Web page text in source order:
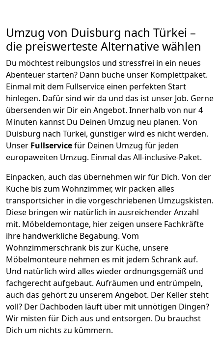
Umzug von Duisburg nach Türkei –
die preiswerteste Alternative wählen
Du möchtest reibungslos und stressfrei in ein neues
Abenteuer starten? Dann buche unser Komplettpaket.
Einmal mit dem Fullservice einen perfekten Start
hinlegen. Dafür sind wir da und das ist unser Job. Gerne
übersenden wir Dir ein Angebot. Innerhalb von nur4
Minuten kannst Du Deinen Umzug neu planen. Von
Duisburg nach Türkei, günstiger wird es nicht werden.
Unser Fullservicefür Deinen Umzug für jeden
europaweiten Umzug. Einmal das All-inclusive-Paket.
Einpacken, auch das übernehmen wir für Dich. Von der
Küche bis zum Wohnzimmer, wir packen alles
transportsicher in die vorgeschriebenen Umzugskisten.
Diese bringen wir natürlich in ausreichender Anzahl
mit. Möbeldemontage, hier zeigen unsere Fachkräfte
ihre handwerkliche Begabung. Vom
Wohnzimmerschrank bis zur Küche, unsere
Möbelmonteure nehmen es mit jedem Schrank auf.
Und natürlich wird alles wieder ordnungsgemäß und
fachgerecht aufgebaut. Aufräumen und entrümpeln,
auch das gehört zu unserem Angebot. Der Keller steht
voll? Der Dachboden läuft über mit unnötigen Dingen?
Wir misten für Dich aus und entsorgen. Du brauchst
Dich um nichts zu kümmern.